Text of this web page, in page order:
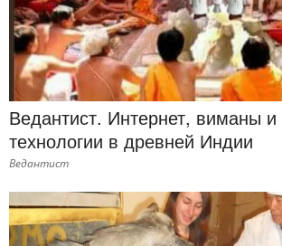
Ведантист. Интернет, виманы
технологии в древней Индии
Ведантист